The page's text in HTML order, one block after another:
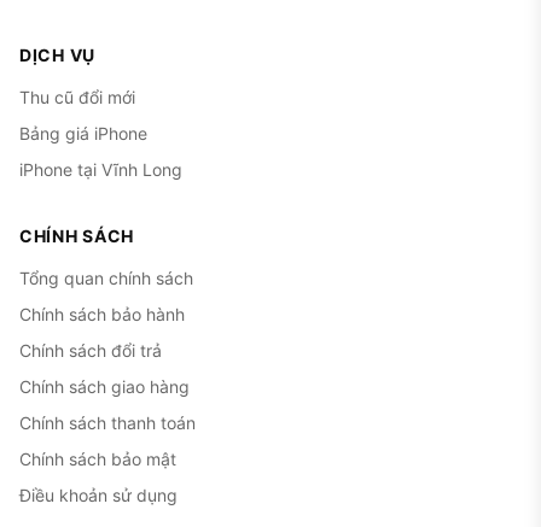
DỊCH VỤ
Thu cũ đổi mới
Bảng giá iPhone
iPhone tại Vĩnh Long
CHÍNH SÁCH
Tổng quan chính sách
Chính sách bảo hành
Chính sách đổi trả
Chính sách giao hàng
Chính sách thanh toán
Chính sách bảo mật
Điều khoản sử dụng